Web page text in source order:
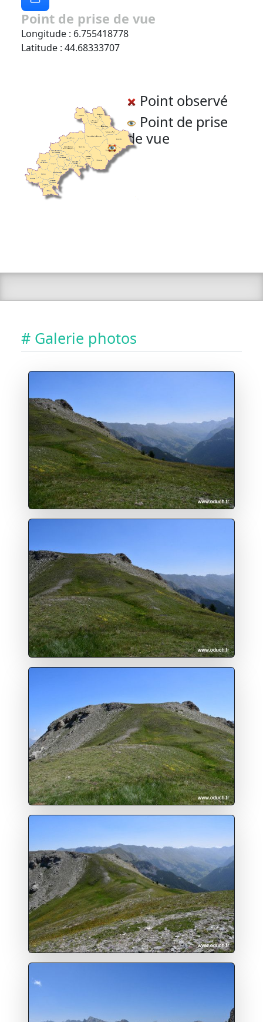
Point de prise de vue
Longitude : 6.755418778
Latitude : 44.68333707
Point observé
Point de prise
de vue
# Galerie photos